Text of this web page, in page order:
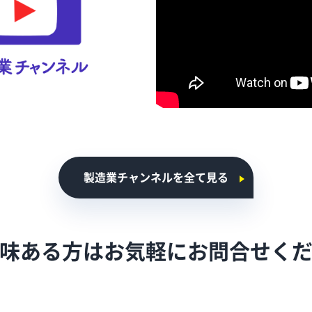
製造業チャンネルを全て見る
ある方はお気軽にお問合せく